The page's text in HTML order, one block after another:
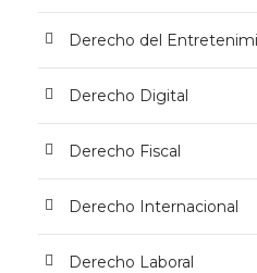
Derecho del
Derecho Digital
Derecho Fiscal
Derecho Internacional
Derecho Laboral